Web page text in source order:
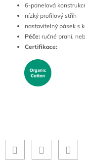
6-panelová
nízký profilový střih
nastavitelný pásek s
Péče: ručné praní,
Certifikace: